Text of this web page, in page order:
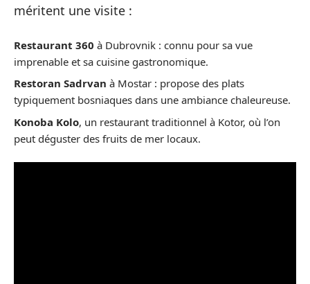
méritent une visite :
Restaurant 360 à Dubrovnik : connu pour sa vue
imprenable et sa cuisine gastronomique.
Restoran Sadrvan à Mostar : propose des plats
typiquement bosniaques dans une ambiance chaleureuse.
Konoba Kolo, un restaurant traditionnel à Kotor, où l’on
peut déguster des fruits de mer locaux.